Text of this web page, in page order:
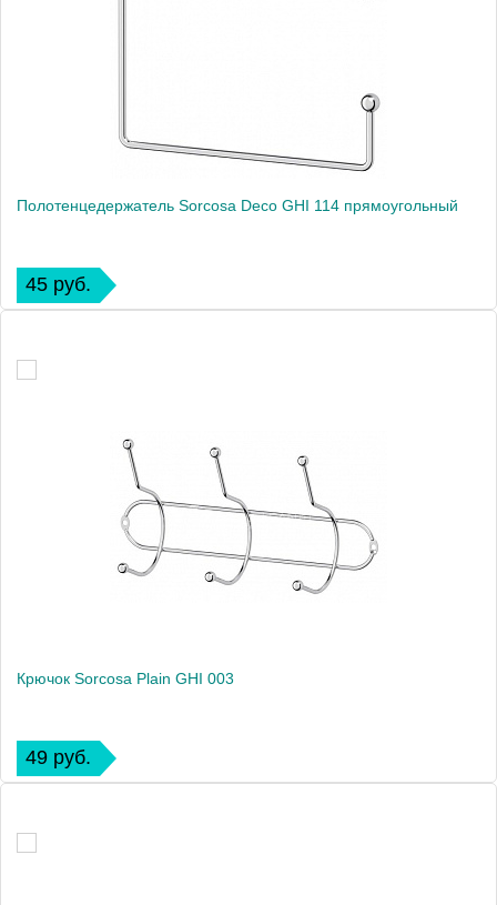
Полотенцедержатель Sorcosa Deco GHI 114 прямоугольный
45 руб.
Крючок Sorcosa Plain GHI 003
49 руб.